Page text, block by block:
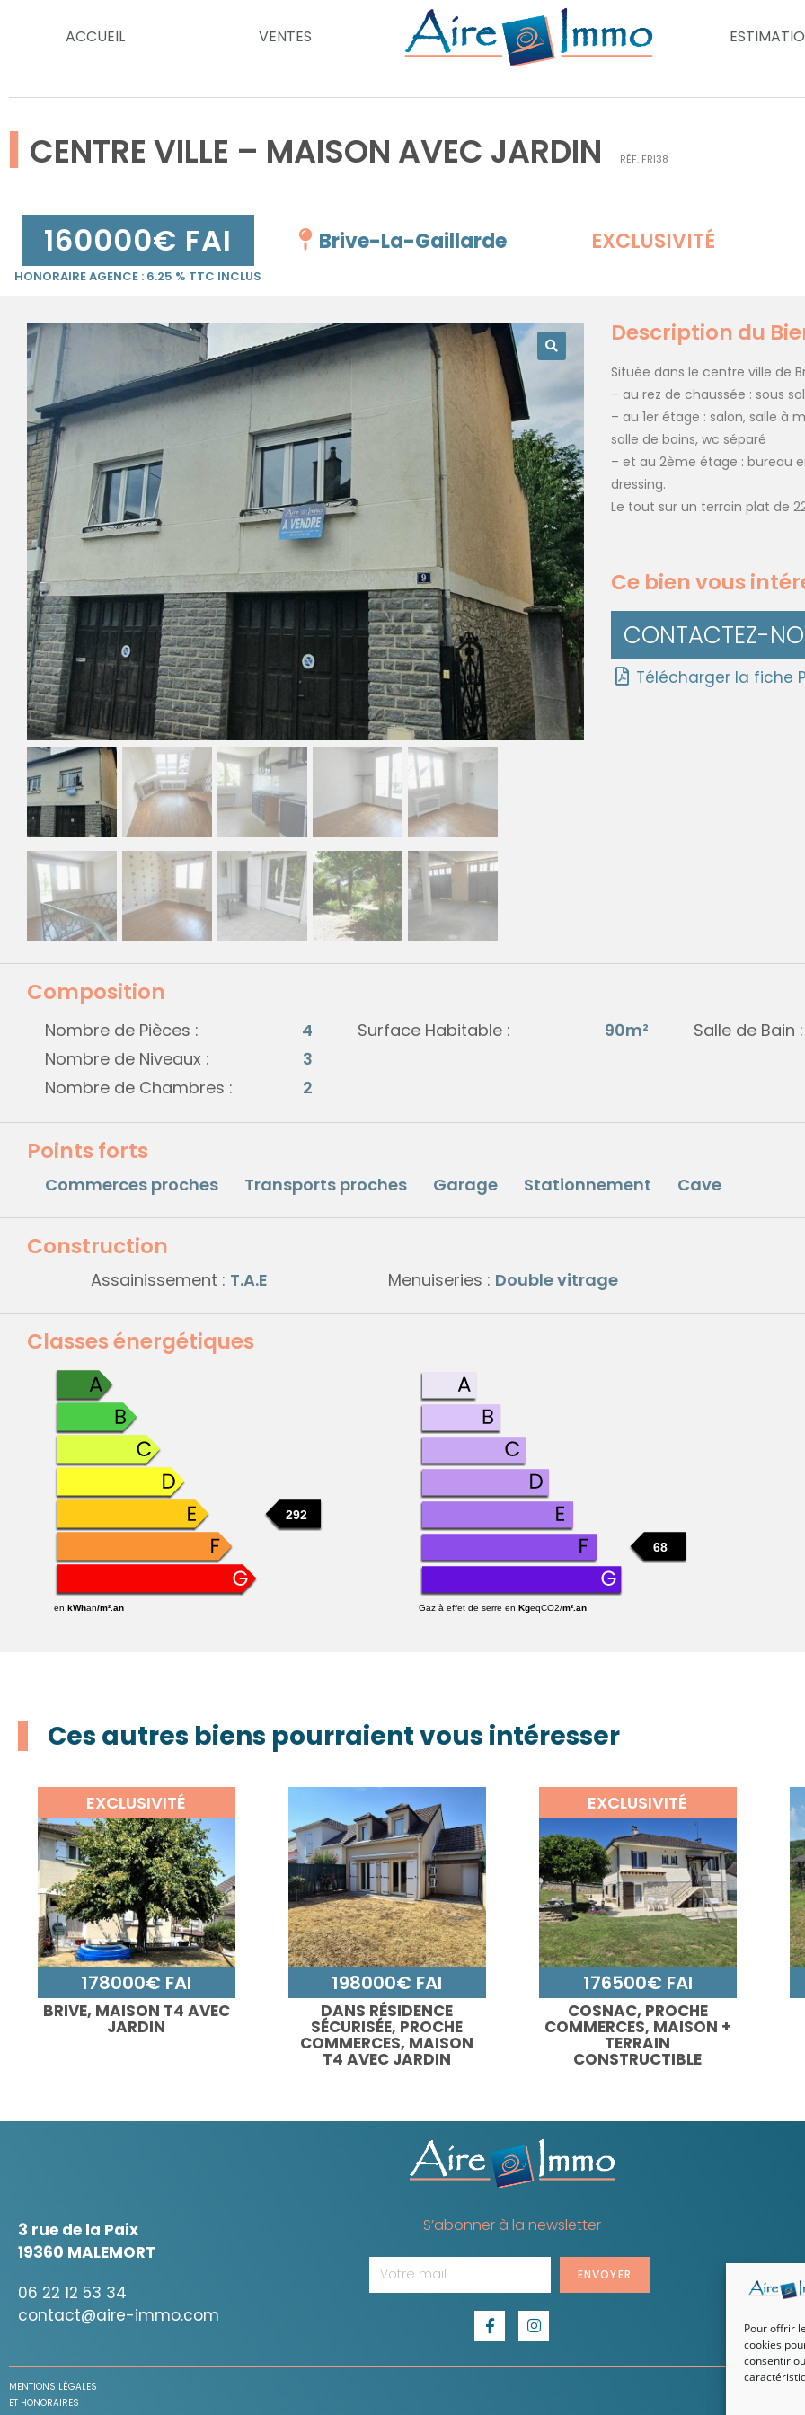
Pour offrir
cookies
consentir
ACCUEIL VENTES
CENTRE VILLE – MAISON AVEC JARDIN RÉF. FRI38
160000€ FAI
HONORAIRE AGENCE : 6.25 % TTC INCLUS
Brive-La-Gaillarde EXCLUSIVITÉ
Description du
Située dans le centre ville de
– au rez de chaussée : sous
– au 1er étage : salon, salle à
salle de bains, wc séparé
– et au 2ème étage : bureau
dressing.
Le tout sur un terrain plat de
Ce bien vous
CONTACTEZ-
Télécharger la fiche
Composition
Nombre de Pièces :
4
Nombre de Niveaux :
3
Nombre de Chambres :
2
Surface Habitable : 90m² Salle de Bain :
Points forts
Commerces proches Transports proches Garage Stationnement Cave
Construction
Assainissement : T.A.E Menuiseries : Double vitrage
Classes énergétiques
292
en kWhan/m².an
68
Gaz à effet de serre en KgeqCO2/m².an
Ces autres biens pourraient vous intéresser
EXCLUSIVITÉ
178000€ FAI
BRIVE, MAISON T4 AVEC
JARDIN
198000€ FAI
DANS RÉSIDENCE
SÉCURISÉE, PROCHE
COMMERCES, MAISON
T4 AVEC JARDIN
EXCLUSIVITÉ
176500€ FAI
COSNAC, PROCHE
COMMERCES, MAISON +
TERRAIN
CONSTRUCTIBLE
3 rue de la Paix
19360 MALEMORT
06 22 12 53 34
contact@aire-immo.com
S’abonner à la newsletter
ENVOYER
MENTIONS LÉGALES
ET HONORAIRES